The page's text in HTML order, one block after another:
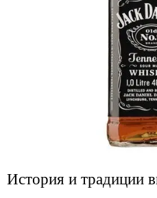
История и традиции